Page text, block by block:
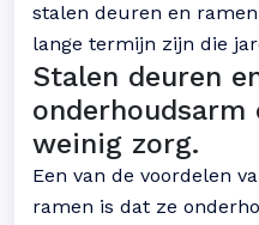
stalen deuren en
lange termijn zijn die
Stalen deuren
onderhoudsarm
weinig zorg.
Een van de voordelen
ramen is dat ze